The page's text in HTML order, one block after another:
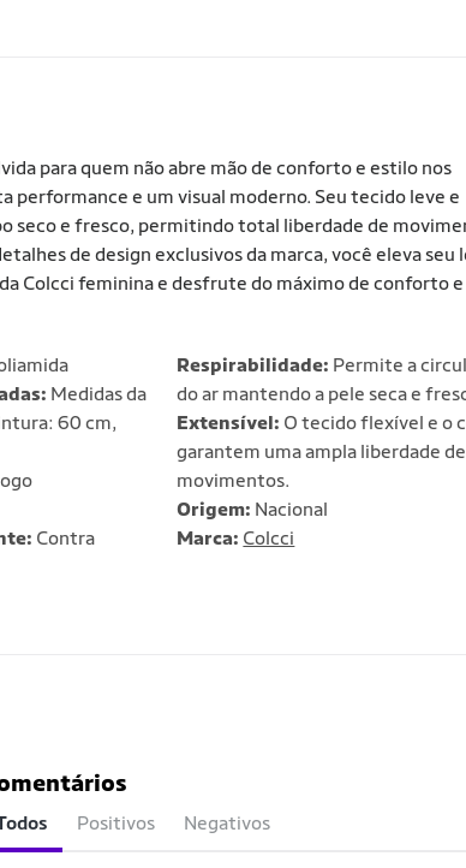
para quem não abre mão de conforto e estilo nos
performance e um visual moderno. Seu tecido leve e
seco e fresco, permitindo total liberdade de
de design exclusivos da marca, você eleva seu
Colcci feminina e desfrute do máximo de conforto e
Medidas da
60 cm,
Contra
Respirabilidade: Permite a
do ar mantendo a pele seca e
Extensível: O tecido flexível e o
garantem uma ampla liberdade de
movimentos.
Origem: Nacional
Marca: Colcci
Positivos Negativos